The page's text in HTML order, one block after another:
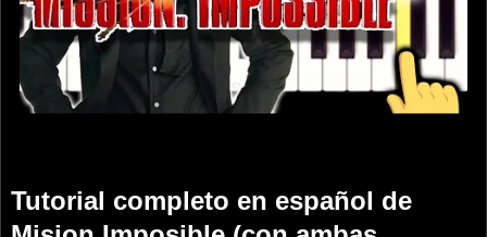
Tutorial completo en español de